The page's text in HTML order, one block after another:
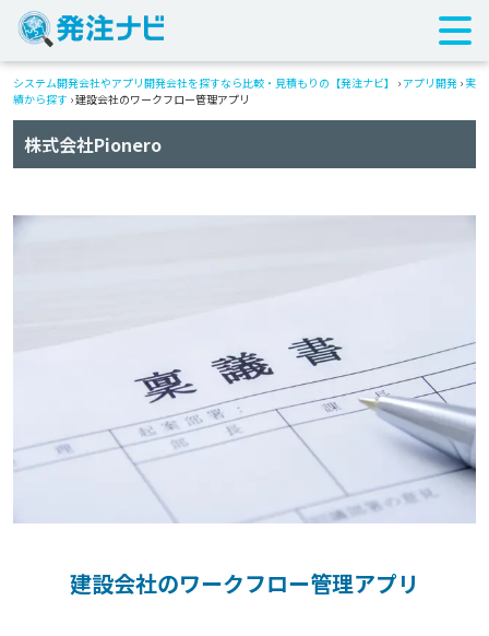
システム開発会社やアプリ開発会社を探すなら比較・見積もりの【発注ナビ】 › アプリ開発 › 実
績から探す ›建設会社のワークフロー管理アプリ
株式会社Pionero
建設会社のワークフロー管理アプリ